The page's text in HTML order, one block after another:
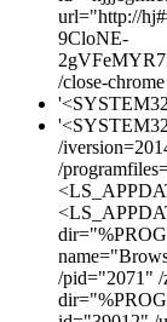
url="http://
9CloNE-
/close-
/
/
/pid="2071" /